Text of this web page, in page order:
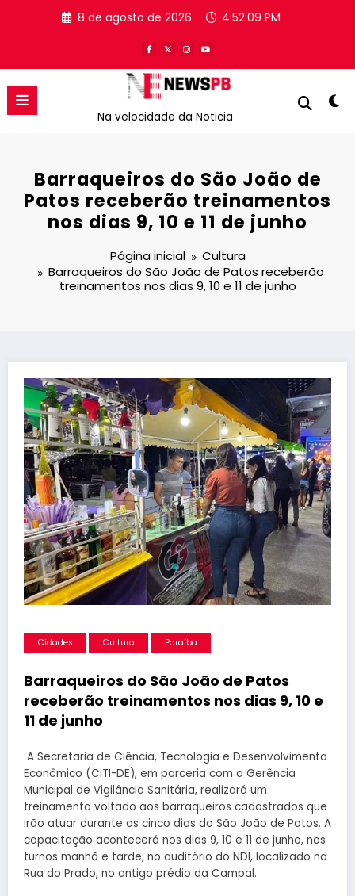
8 de agosto de 2026 4:52:09 PM
Na velocidade da Noticia
Barraqueiros do São João de
Patos receberão treinamentos
nos dias 9, 10 e 11 de junho
Página inicial
Cultura
Barraqueiros do São João de Patos receberão
treinamentos nos dias 9, 10 e 11 de junho
Cidades Cultura Paraíba
Barraqueiros do São João de Patos
receberão treinamentos nos dias 9, 10 e
11 de junho
A Secretaria de Ciência, Tecnologia e Desenvolvimento
Econômico (CiTI-DE), em parceria com a Gerência
Municipal de Vigilância Sanitária, realizará um
treinamento voltado aos barraqueiros cadastrados que
irão atuar durante os cinco dias do São João de Patos. A
capacitação acontecerá nos dias 9, 10 e 11 de junho, nos
turnos manhã e tarde, no auditório do NDI, localizado na
Rua do Prado, no antigo prédio da Campal.